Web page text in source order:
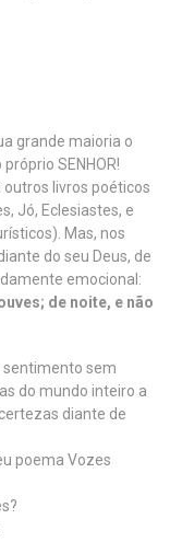
grande maioria o
SENHOR!
livros poéticos
Jó, Eclesiastes, e
Mas, nos
do seu Deus, de
emocional:
de noite, e não
sentimento sem
do mundo inteiro a
diante de
poema Vozes